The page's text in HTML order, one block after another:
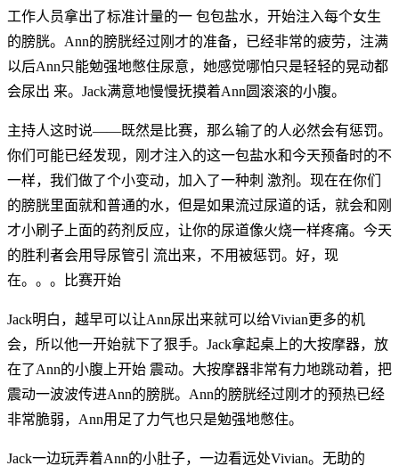
工作人员拿出了标准计量的一 包包盐水，开始注入每个女生
的膀胱。Ann的膀胱经过刚才的准备，已经非常的疲劳，注满
以后Ann只能勉强地憋住尿意，她感觉哪怕只是轻轻的晃动都
会尿出 来。Jack满意地慢慢抚摸着Ann圆滚滚的小腹。
主持人这时说——既然是比赛，那么输了的人必然会有惩罚。
你们可能已经发现，刚才注入的这一包盐水和今天预备时的不
一样，我们做了个小变动，加入了一种刺 激剂。现在在你们
的膀胱里面就和普通的水，但是如果流过尿道的话，就会和刚
才小刷子上面的药剂反应，让你的尿道像火烧一样疼痛。今天
的胜利者会用导尿管引 流出来，不用被惩罚。好，现
在。。。比赛开始
Jack明白，越早可以让Ann尿出来就可以给Vivian更多的机
会，所以他一开始就下了狠手。Jack拿起桌上的大按摩器，放
在了Ann的小腹上开始 震动。大按摩器非常有力地跳动着，把
震动一波波传进Ann的膀胱。Ann的膀胱经过刚才的预热已经
非常脆弱，Ann用足了力气也只是勉强地憋住。
Jack一边玩弄着Ann的小肚子，一边看远处Vivian。无助的